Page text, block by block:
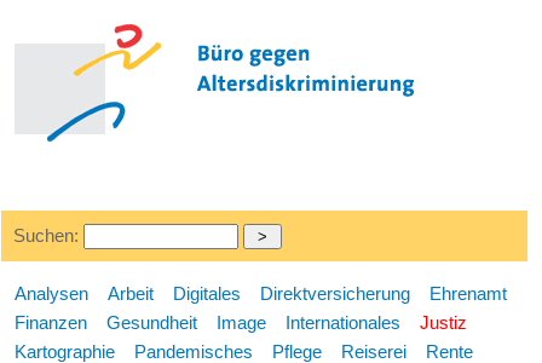
Suchen:
Analysen Arbeit Digitales Direktversicherung
Ehrenamt
Finanzen
Gesundheit Image Internationales
Justiz
Kartographie
Pandemisches Pflege Reiserei
Rente